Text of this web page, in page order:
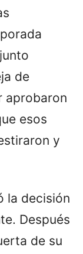
de
aprobaron
esos
y
la decisión
Después
de su